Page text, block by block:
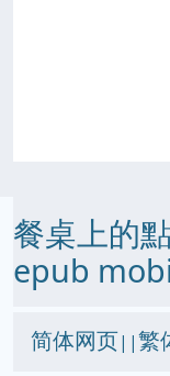
餐桌上的
epub
简体网页||繁